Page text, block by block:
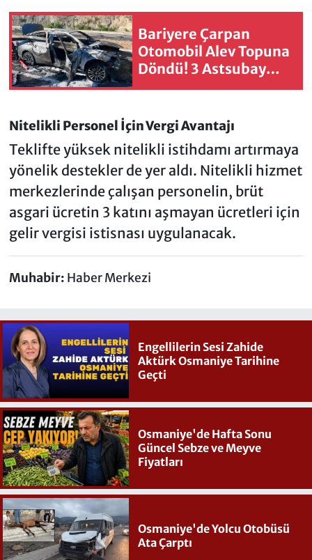
Bariyere Çarpan
Otomobil Alev Topuna
Döndü! 3 Astsubay
Yaralandı
Nitelikli Personel İçin Vergi Avantajı
Teklifte yüksek nitelikli istihdamı artırmaya
yönelik destekler de yer aldı. Nitelikli hizmet
merkezlerinde çalışan personelin, brüt
asgari ücretin 3 katını aşmayan ücretleri için
gelir vergisi istisnası uygulanacak.
Muhabir: Haber Merkezi
Engellilerin Sesi Zahide
Aktürk Osmaniye Tarihine
Geçti
Osmaniye'de Hafta Sonu
Güncel Sebze ve Meyve
Fiyatları
Osmaniye'de Yolcu Otobüsü
Ata Çarptı